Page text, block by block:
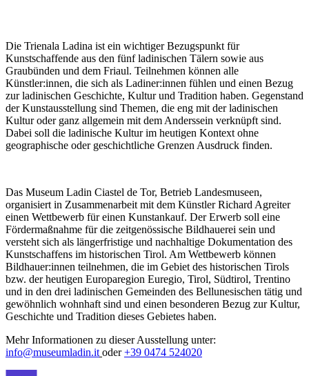
Die Trienala Ladina ist ein wichtiger Bezugspunkt für
Kunstschaffende aus den fünf ladinischen Tälern sowie aus
Graubünden und dem Friaul. Teilnehmen können alle
Künstler:innen, die sich als Ladiner:innen fühlen und einen Bezug
zur ladinischen Geschichte, Kultur und Tradition haben. Gegenstand
der Kunstausstellung sind Themen, die eng mit der ladinischen
Kultur oder ganz allgemein mit dem Anderssein verknüpft sind.
Dabei soll die ladinische Kultur im heutigen Kontext ohne
geographische oder geschichtliche Grenzen Ausdruck finden.
Das Museum Ladin Ciastel de Tor, Betrieb Landesmuseen,
organisiert in Zusammenarbeit mit dem Künstler Richard Agreiter
einen Wettbewerb für einen Kunstankauf. Der Erwerb soll eine
Fördermaßnahme für die zeitgenössische Bildhauerei sein und
versteht sich als längerfristige und nachhaltige Dokumentation des
Kunstschaffens im historischen Tirol. Am Wettbewerb können
Bildhauer:innen teilnehmen, die im Gebiet des historischen Tirols
bzw. der heutigen Europaregion Euregio, Tirol, Südtirol, Trentino
und in den drei ladinischen Gemeinden des Bellunesischen tätig und
gewöhnlich wohnhaft sind und einen besonderen Bezug zur Kultur,
Geschichte und Tradition dieses Gebietes haben.
Mehr Informationen zu dieser Ausstellung unter:
info@museumladin.it oder+39 0474 524020